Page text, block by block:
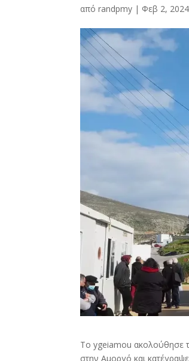
απόrandpmy | Φεβ 2, 2024
Το ygeiamou ακολούθησε
στην Αμοργό και